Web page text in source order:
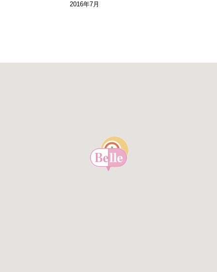
2016年7月